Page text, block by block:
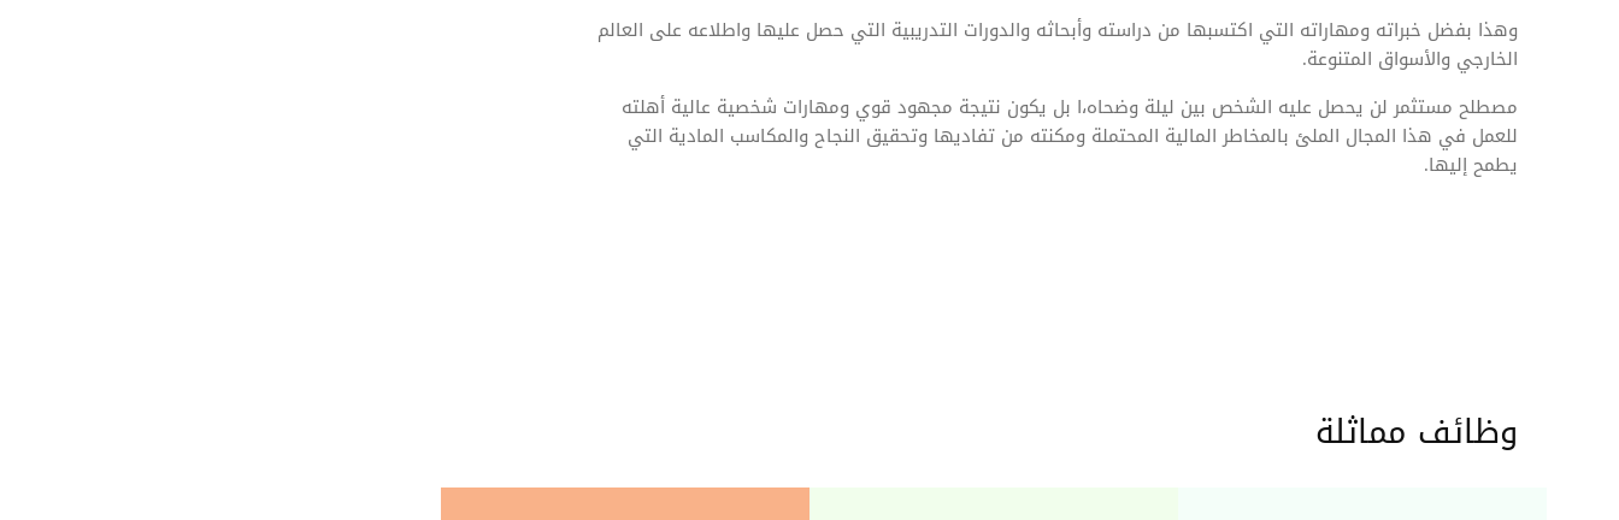
وهذا بفضل خبراته ومهاراته التي اكتسبها من دراسته وأبحاثه والدورات التدريبية التي حصل عليها واطلاعه على العالم
الخارجي والأسواق المتنوعة.
مصطلح مستثمر لن يحصل عليه الشخص بين ليلة وضحاه،ا بل يكون نتيجة مجهود قوي ومهارات شخصية عالية أهلته
للعمل في هذا المجال الملئ بالمخاطر المالية المحتملة ومكنته من تفاديها وتحقيق النجاح والمكاسب المادية التي
يطمح إليها.
وظائف مماثلة